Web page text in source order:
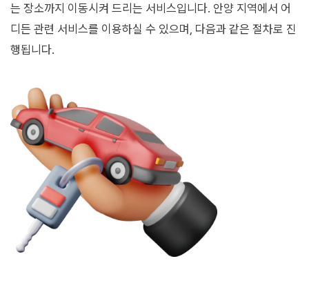
는 장소까지 이동시켜 드리는 서비스입니다. 안양 지역에서 어
디든 관련 서비스를 이용하실 수 있으며, 다음과 같은 절차로 진
행됩니다.